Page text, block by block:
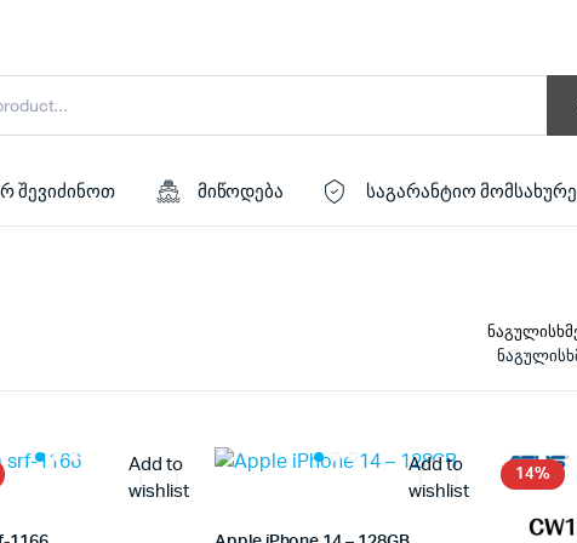
შევიძინოთ მიწოდება საგარანტიო
Add to
wishlist
Add to
wishlist
14%